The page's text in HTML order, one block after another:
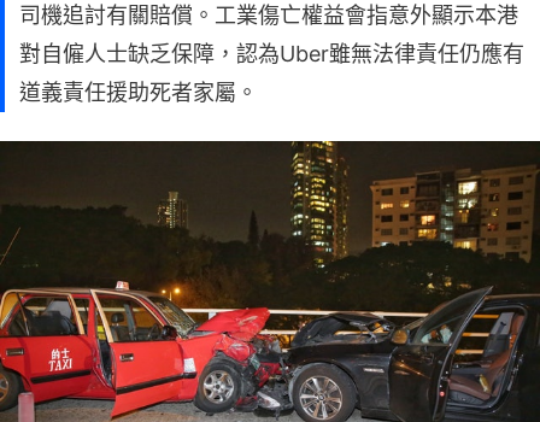
司機追討有關賠償。工業傷亡權益會指意外顯示本港
對自僱人士缺乏保障，認為Uber雖無法律責任仍應有
道義責任援助死者家屬。